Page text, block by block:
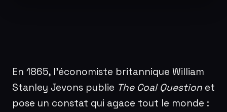
En 1865, l’économiste britannique William
Stanley Jevons publie The Coal Question et
pose un constat qui agace tout le monde :